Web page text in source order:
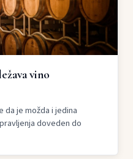
vino
da je možda i jedina
doveden do